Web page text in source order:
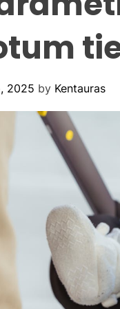
2025 by Kentauras